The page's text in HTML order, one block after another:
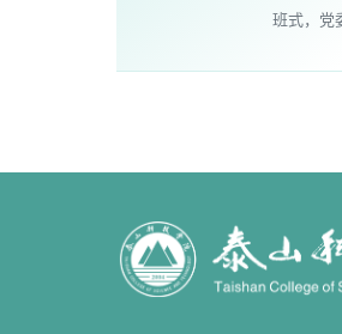
班式，党